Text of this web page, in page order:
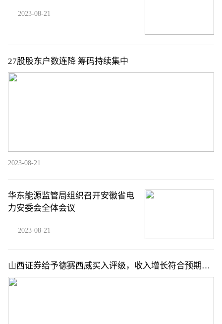
2023-08-21
27股股东户数连降 筹码持续集中
2023-08-21
华东能源监管局组织召开安徽省电
力安委会全体会议
2023-08-21
山西证券给予德赛西威买入评级，收入增长符合预期，
智驾业务快速发展